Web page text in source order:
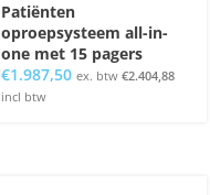
Patiënten
oproepsysteem all-in-
one met 15 pagers
€1.987,50 ex. btw €2.404,88
incl btw